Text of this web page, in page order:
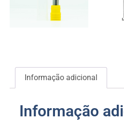
Informação adicional
Informação